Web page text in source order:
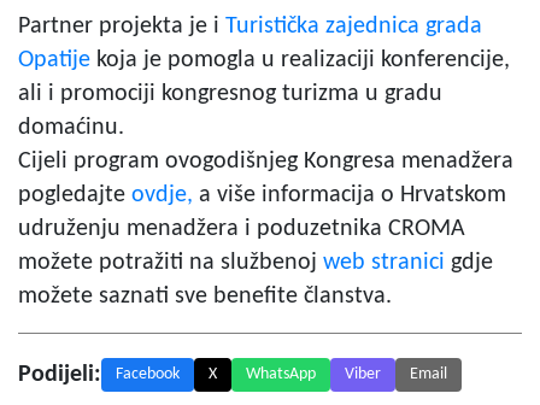
Partner projekta je i Turistička zajednica grada
Opatije koja je pomogla u realizaciji konferencije,
ali i promociji kongresnog turizma u gradu
domaćinu.
Cijeli program ovogodišnjeg Kongresa menadžera
pogledajte ovdje, a više informacija o Hrvatskom
udruženju menadžera i poduzetnika CROMA
možete potražiti na službenoj web stranici gdje
možete saznati sve benefite članstva.
Podijeli: Facebook X WhatsApp Viber Email